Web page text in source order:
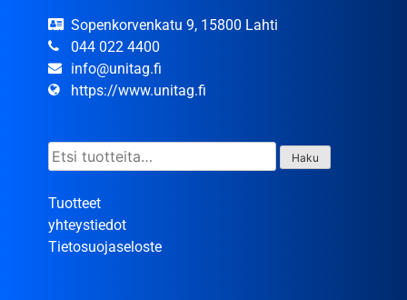
Sopenkorvenkatu 9, 15800 Lahti
044 022 4400
info@unitag.fi
https://www.unitag.fi
Etsi: Haku
Tuotteet
yhteystiedot
Tietosuojaseloste